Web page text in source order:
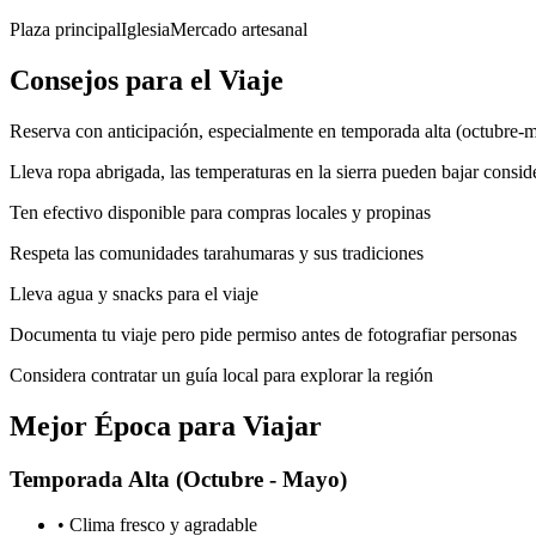
Plaza principalIglesiaMercado artesanal
Consejos para el Viaje
Reserva con anticipación, especialmente en temporada alta (octubre-
Lleva ropa abrigada, las temperaturas en la sierra pueden bajar
Ten efectivo disponible para compras locales y propinas
Respeta las comunidades tarahumaras y sus tradiciones
Lleva agua y snacks para el viaje
Documenta tu viaje pero pide permiso antes de fotografiar personas
Considera contratar un guía local para explorar la región
Mejor Época para Viajar
Temporada Alta (Octubre - Mayo)
• Clima fresco y agradable